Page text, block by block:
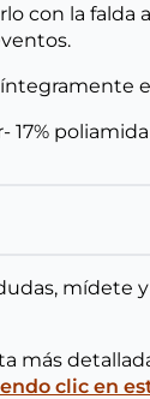
con la falda
17% poliamida
mídete
más
clic en